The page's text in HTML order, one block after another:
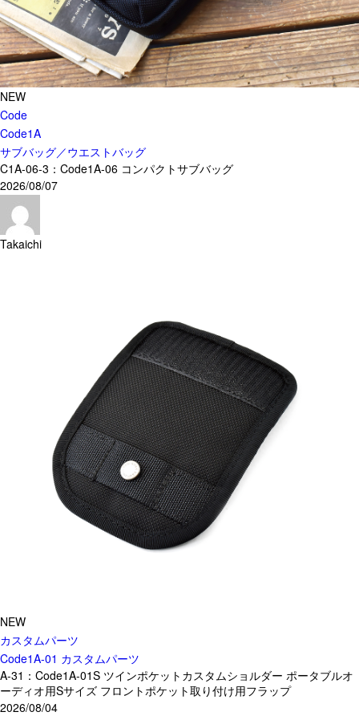
カスタムパーツ
コピーノート
ふわふわケース
ポータブルオーディオケース
Astell&Kern
SONY
ショルダーバッグ
斜めがけショルダーバッグ
サブバッグ／ウエストバッグ
バッグインバッグ
トートバッグ
ボストンバッグ
カメラバッグ
Other
財布／カード、コインケース
財布以外の革製品
ステーショナリー
キーケース／キーホルダー
スマートキーケース
車／自転車／バイク
NEW
Code
Code1A
サブバッグ／ウエストバッグ
C1A-06-3：Code1A-06 コンパクトサブバッグ
2026/08/07
Takaichi
NEW
カスタムパーツ
Code1A-01 カスタムパーツ
A-31：Code1A-01S ツインポケットカスタムショルダー ポータブルオ
ーディオ用Sサイズ フロントポケット取り付け用フラップ
2026/08/04